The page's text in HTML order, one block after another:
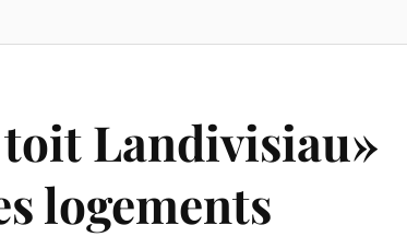
toit Landivisiau»
logements